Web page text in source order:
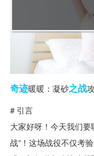
奇迹暖暖：凝砂之战
# 引言
大家好呀！今天我们要
战”！这场战役不仅考